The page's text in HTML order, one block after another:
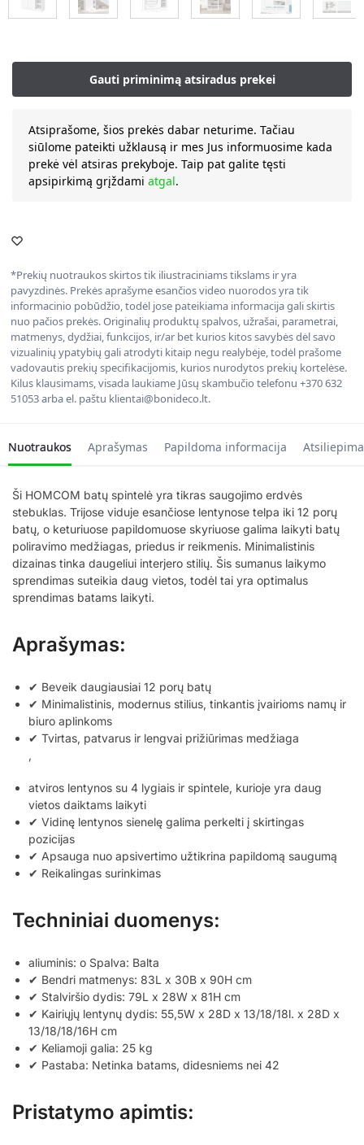
Atsiprašome, šios prekės dabar neturime. Tačiau
siūlome pateikti užklausą ir mes Jus informuosime kada
prekė vėl atsiras prekyboje. Taip pat galite tęsti
apsipirkimą grįždami atgal.
*Prekių nuotraukos skirtos tik iliustraciniams tikslams ir yra
pavyzdinės. Prekės aprašyme esančios video nuorodos yra tik
informacinio pobūdžio, todėl jose pateikiama informacija gali skirtis
nuo pačios prekės. Originalių produktų spalvos, užrašai, parametrai,
matmenys, dydžiai, funkcijos, ir/ar bet kurios kitos savybės dėl savo
vizualinių ypatybių gali atrodyti kitaip negu realybėje, todėl prašome
vadovautis prekių specifikacijomis, kurios nurodytos prekių kortelėse.
Kilus klausimams, visada laukiame Jūsų skambučio telefonu +370 632
51053 arba el. paštu klientai@bonideco.lt.
Nuotraukos Aprašymas Papildoma informacija
Ši HOMCOM batų spintelė yra tikras saugojimo erdvės
stebuklas. Trijose viduje esančiose lentynose telpa iki 12 porų
batų, o keturiuose papildomuose skyriuose galima laikyti batų
poliravimo medžiagas, priedus ir reikmenis. Minimalistinis
dizainas tinka daugeliui interjero stilių. Šis sumanus laikymo
sprendimas suteikia daug vietos, todėl tai yra optimalus
sprendimas batams laikyti.
Aprašymas:
✔ Beveik daugiausiai 12 porų batų
✔ Minimalistinis, modernus stilius, tinkantis įvairioms namų ir
biuro aplinkoms
✔ Tvirtas, patvarus ir lengvai prižiūrimas medžiaga
,
atviros lentynos su 4 lygiais ir spintele, kurioje yra daug
vietos daiktams laikyti
✔ Vidinę lentynos sienelę galima perkelti į skirtingas
pozicijas
✔ Apsauga nuo apsivertimo užtikrina papildomą saugumą
✔ Reikalingas surinkimas
Techniniai duomenys:
aliuminis: o Spalva: Balta
✔ Bendri matmenys: 83L x 30B x 90H cm
✔ Stalviršio dydis: 79L x 28W x 81H cm
✔ Kairiųjų lentynų dydis: 55,5W x 28D x 13/18/18l. x 28D x
13/18/18/16H cm
✔ Keliamoji galia: 25 kg
✔ Pastaba: Netinka batams, didesniems nei 42
Pristatymo apimtis: